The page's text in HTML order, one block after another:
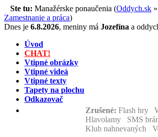
Ste tu: Manažérske ponaučenia (Oddych.sk »
Zamestnanie a práca)
Dnes je 6.8.2026, meniny má Jozefína a
Úvod
CHAT!
Vtipné obrázky
Vtipné videá
Vtipné texty
Tapety na plochu
Odkazovač
Zrušené: Flash hry
Hlavolamy SMS
Klub nahnevaných